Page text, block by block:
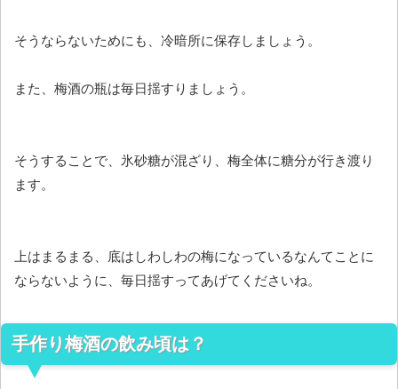
そうならないためにも、冷暗所に保存しましょう。
また、梅酒の瓶は毎日揺すりましょう。
そうすることで、氷砂糖が混ざり、梅全体に糖分が行き渡り
ます。
上はまるまる、底はしわしわの梅になっているなんてことに
ならないように、毎日揺すってあげてくださいね。
手作り梅酒の飲み頃は？